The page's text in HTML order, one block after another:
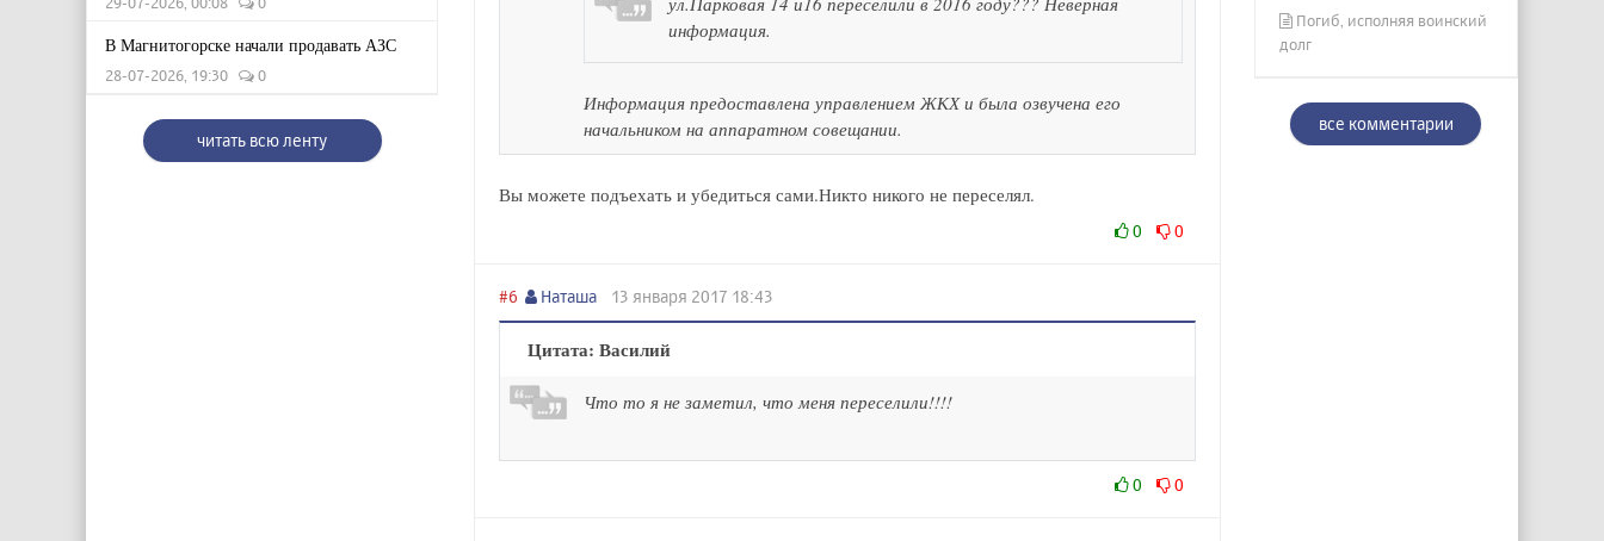
В Магнитогорске начали продавать АЗС
28-07-2026, 19:30 0
читать всю ленту
информация.
Информация предоставлена управлением ЖКХ и была озвучена его
начальником на аппаратном совещании.
Вы можете подъехать и убедиться сами.Никто никого не переселял.
0 0
#6 Наташа 13 января 2017 18:43
Цитата: Василий
Что то я не заметил, что меня переселили!!!!
0 0
Погиб, исполняя воинский
долг
все комментарии